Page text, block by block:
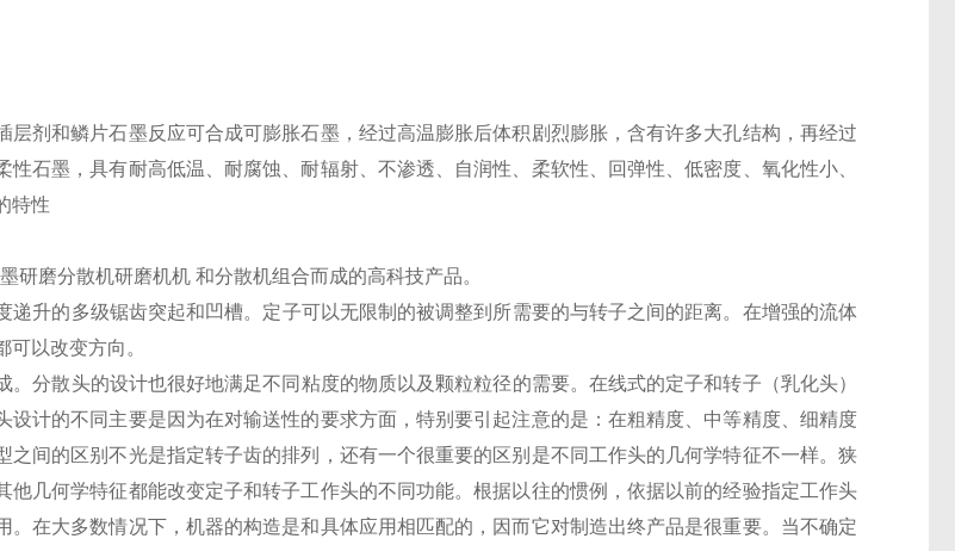
层剂和鳞片石墨反应可合成可膨胀石墨，经过高温膨胀后体积剧烈膨胀，含有许多大孔结构，再经过
性石墨，具有耐高低温、耐腐蚀、耐辐射、不渗透、自润性、柔软性、回弹性、低密度、氧化性小、
特性
研磨分散机研磨机机 和分散机组合而成的高科技产品。
升的多级锯齿突起和凹槽。定子可以无限制的被调整到所需要的与转子之间的距离。在增强的流体
以改变方向。
。分散头的设计也很好地满足不同粘度的物质以及颗粒粒径的需要。在线式的定子和转子（乳化头）
设计的不同主要是因为在对输送性的要求方面，特别要引起注意的是：在粗精度、中等精度、细精度
之间的区别不光是指定转子齿的排列，还有一个很重要的区别是不同工作头的几何学特征不一样。狭
他几何学特征都能改变定子和转子工作头的不同功能。根据以往的惯例，依据以前的经验指定工作头
。在大多数情况下，机器的构造是和具体应用相匹配的，因而它对制造出终产品是很重要。当不确定